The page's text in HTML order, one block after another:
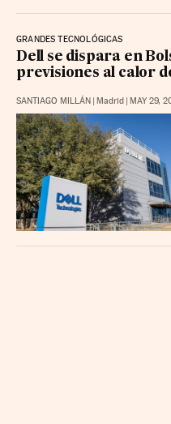
GRANDES TECNOLÓGICAS
Dell se dispara en
previsiones al calor
SANTIAGO MILLÁN Madrid MAY 29,